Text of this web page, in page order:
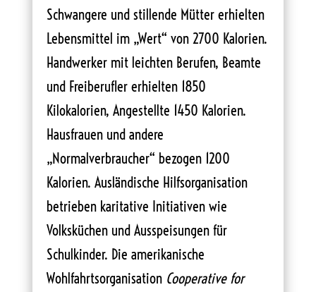
Schwangere und stillende Mütter erhielten
Lebensmittel im „Wert“ von 2700 Kalorien.
Handwerker mit leichten Berufen, Beamte
und Freiberufler erhielten 1850
Kilokalorien, Angestellte 1450 Kalorien.
Hausfrauen und andere
„Normalverbraucher“ bezogen 1200
Kalorien. Ausländische Hilfsorganisation
betrieben karitative Initiativen wie
Volksküchen und Ausspeisungen für
Schulkinder. Die amerikanische
Wohlfahrtsorganisation Cooperative for